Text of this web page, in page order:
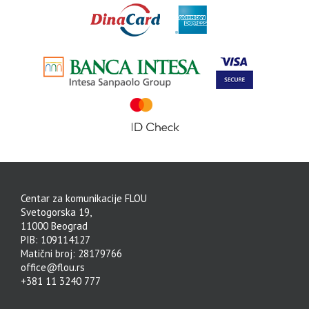
Centar za komunikacije FLOU
Svetogorska 19,
11000 Beograd
PIB: 109114127
Matični broj: 28179766
office@flou.rs
+381 11 3240 777